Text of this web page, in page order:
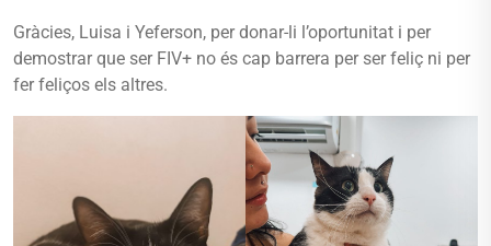
Gràcies, Luisa i Yeferson, per donar-li l’oportunitat i per
demostrar que ser FIV+ no és cap barrera per ser feliç ni per
fer feliços els altres.